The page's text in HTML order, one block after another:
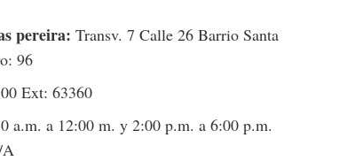
pereira: Transv. 7 Calle 26 Barrio Santa
96
Ext: 63360
a.m. a 12:00 m. y 2:00 p.m. a 6:00 p.m.
A